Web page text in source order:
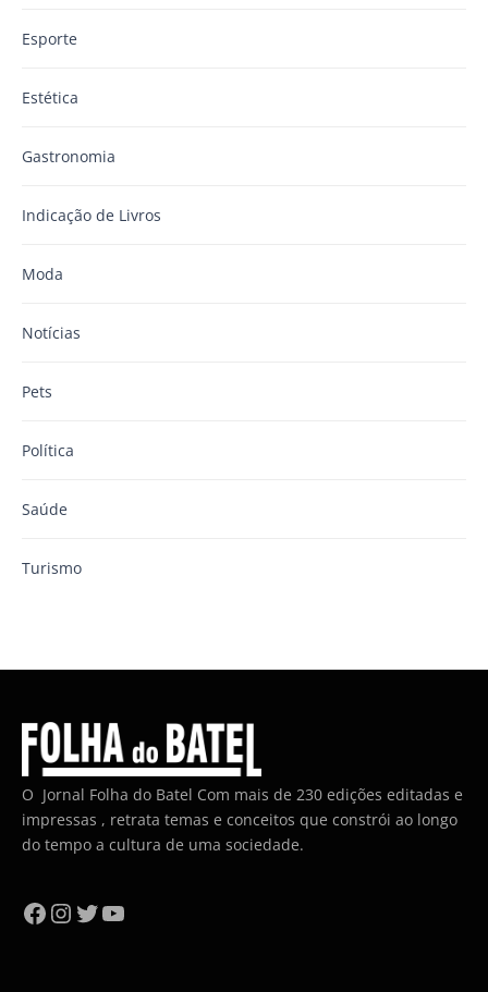
Esporte
Estética
Gastronomia
Indicação de Livros
Moda
Notícias
Pets
Política
Saúde
Turismo
O Jornal Folha do Batel Com mais de 230 edições editadas e
impressas , retrata temas e conceitos que constrói ao longo
do tempo a cultura de uma sociedade.
Facebook
Instagram
Twitter
YouTube